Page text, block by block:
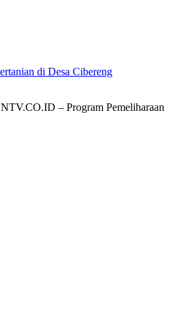
di Desa Cibereng
– Program Pemeliharaan